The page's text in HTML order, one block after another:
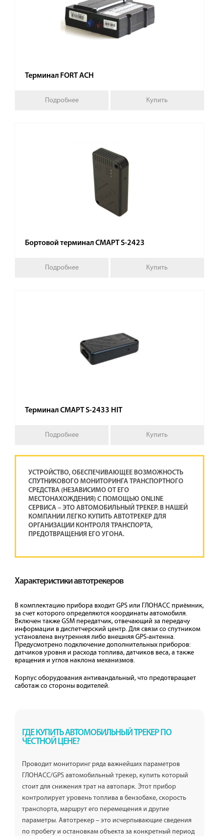
Терминал FORT АСН
Подробнее Купить
Бортовой терминал СМАРТ S-2423
Подробнее Купить
Терминал СМАРТ S-2433 HIT
Подробнее Купить
УСТРОЙСТВО, ОБЕСПЕЧИВАЮЩЕЕ ВОЗМОЖНОСТЬ
СПУТНИКОВОГО МОНИТОРИНГА ТРАНСПОРТНОГО
СРЕДСТВА (НЕЗАВИСИМО ОТ ЕГО
МЕСТОНАХОЖДЕНИЯ) С ПОМОЩЬЮ ONLINE
СЕРВИСА – ЭТО АВТОМОБИЛЬНЫЙ ТРЕКЕР. В НАШЕЙ
КОМПАНИИ ЛЕГКО КУПИТЬ АВТОТРЕКЕР ДЛЯ
ОРГАНИЗАЦИИ КОНТРОЛЯ ТРАНСПОРТА,
ПРЕДОТВРАЩЕНИЯ ЕГО УГОНА.
Характеристики автотрекеров
В комплектацию прибора входит GPS или ГЛОНАСС приёмник,
за счет которого определяются координаты автомобиля.
Включен также GSM передатчик, отвечающий за передачу
информации в диспетчерский центр. Для связи со спутником
установлена внутренняя либо внешняя GPS-антенна.
Предусмотрено подключение дополнительных приборов:
датчиков уровня и расхода топлива, датчиков веса, а также
вращения и углов наклона механизмов.
Корпус оборудования антивандальный, что предотвращает
саботаж со стороны водителей.
ГДЕ КУПИТЬ АВТОМОБИЛЬНЫЙ ТРЕКЕР ПО
ЧЕСТНОЙ ЦЕНЕ?
Проводит мониторинг ряда важнейших параметров
ГЛОНАСС/GPS автомобильный трекер, купить который
стоит для снижения трат на автопарк. Этот прибор
контролирует уровень топлива в бензобаке, скорость
транспорта, маршрут его перемещения и другие
параметры. Автотрекер – это исчерпывающие сведения
по пробегу и остановкам объекта за конкретный период